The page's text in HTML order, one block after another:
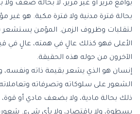
بواقع مرير أو غير مرير، لا بحالة ضعف ولا
بحالة فترة مدنية ولا فترة مكية. هو غير
لتقلبات وظروف الزمن. المؤمن يستشعر
الأعلى فهو كذلك عالٍ في همته، عالٍ في
الآخرون من حوله هذه الحقيقة.
إنسان هو الذي يشعر بقيمة ذاته ونفسه،
الشعور على سلوكاته وتصرفاته وتعاملاته
ذلك بحالة مادية، ولا بضعف مادي أو قوة،